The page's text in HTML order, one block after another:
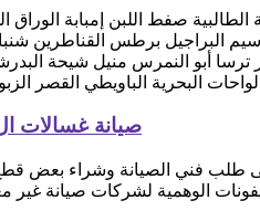
الطالبية صفط اللبن إمبابة
أوسيم البراجيل برطس
أبو النمرس منيل شيحة
منديشة الشيخ زايد 6 أكتوبر حدائق أكتوبر أكتوبر
صيانة غسالات
فني الصيانة وشراء بعض قطع
الوهمية لشركات صيانة